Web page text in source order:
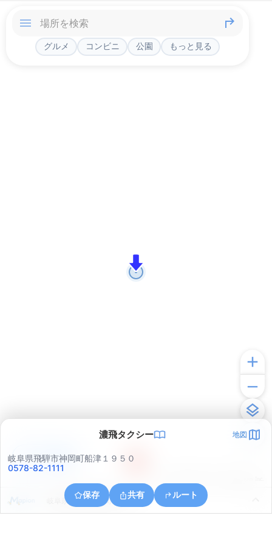
グルメ コンビニ 公園 もっと見る
濃飛タクシー 地図
岐阜県飛騨市神岡町船津１９５０
0578-82-1111
保存 共有 ルート
岐阜県飛騨市神岡町吉ケ原
アプリで見る